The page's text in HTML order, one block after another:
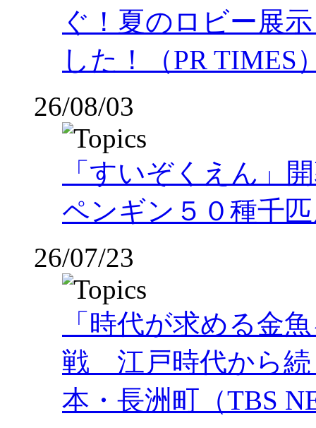
ぐ！夏のロビー展
した！（PR TIMES
26/08/03
「すいぞくえん」
ペンギン５０種千
26/07/23
「時代が求める金
戦 江戸時代から
本・長洲町（TBS